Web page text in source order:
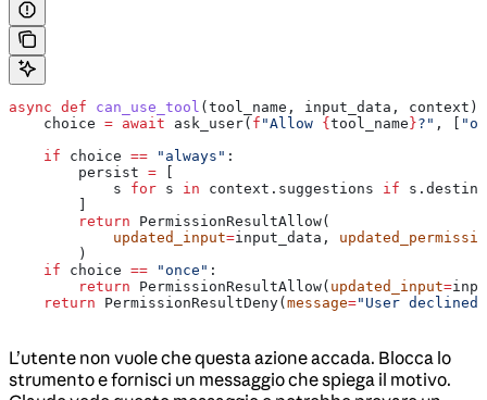
async def can_use_tool ( tool_name , input_data , context ):
    choice
= await ask_user( f "Allow { tool_name }?" , [
    if
choice == "always" :
        persist
=
            s
for s in context.suggestions if
        return
PermissionResultAllow(
            updated_input
=input_data,
        )
    if
choice == "once" :
        return
PermissionResultAllow( updated_input=
    return
PermissionResultDeny( message="User declined"
L’utente non vuole che questa azione accada. Blocca lo
strumento e fornisci un messaggio che spiega il motivo.